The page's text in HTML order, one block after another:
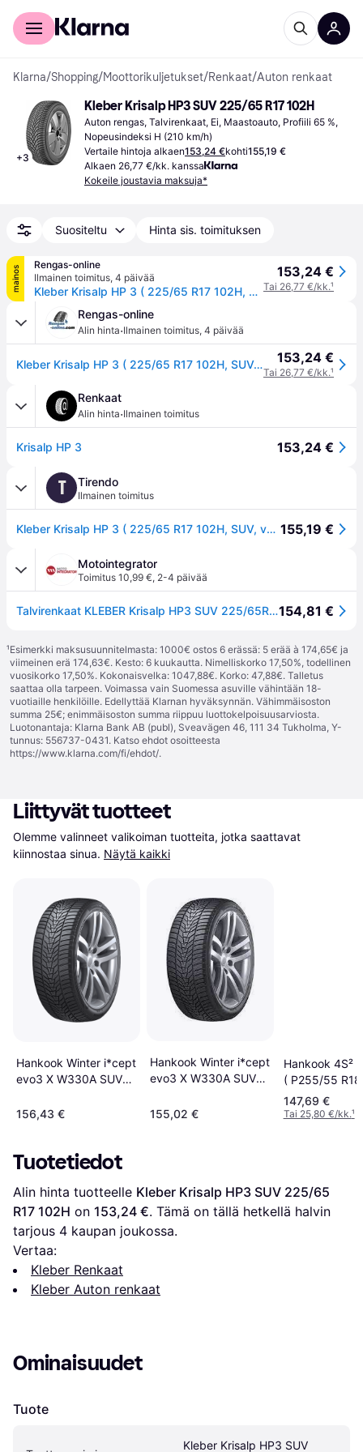
Kuluttajille
Klarna/Shopping/Moottorikuljetukset/Renkaat/Auton renkaat
+3
Kleber Krisalp HP3 SUV 225/65 R17 102H
Auton rengas, Talvirenkaat, Ei, Maastoauto, Profiili 65 %,
Nopeusindeksi H (210 km/h)
Vertaile hintoja alkaen153,24 €kohti155,19 €
Alkaen 26,77 €/kk. kanssa
Kokeile joustavia maksuja*
Suositeltu Hinta sis. toimituksen
mainos
Rengas-online
Ilmainen toimitus, 4 päivää
Kleber Krisalp HP 3 ( 225/65 R17 102H, SUV, vanteen suojalistalla (FSL) )
153,24 €
Tai 26,77 €/kk.¹
Rengas-online
Alin hinta·Ilmainen toimitus, 4 päivää
Kleber Krisalp HP 3 ( 225/65 R17 102H, SUV, vanteen suojalistalla (FSL) ) 153,24 €
Tai 26,77 €/kk.¹
Renkaat
Alin hinta·Ilmainen toimitus
Krisalp HP 3 153,24 €
T Tirendo
Ilmainen toimitus
Kleber Krisalp HP 3 ( 225/65 R17 102H, SUV, vanteen suojalistalla (FSL) ) 155,19 €
Motointegrator
Toimitus 10,99 €, 2-4 päivää
Talvirenkaat KLEBER Krisalp HP3 SUV 225/65R17 102H154,81 €
¹Esimerkki maksusuunnitelmasta: 1000€ ostos 6 erässä: 5 erää à 174,65€ ja
viimeinen erä 174,63€. Kesto: 6 kuukautta. Nimelliskorko 17,50%, todellinen
vuosikorko 17,50%. Kokonaisvelka: 1047,88€. Korko: 47,88€. Talletus
saattaa olla tarpeen. Voimassa vain Suomessa asuville vähintään 18-
vuotiaille henkilöille. Edellyttää Klarnan hyväksynnän. Vähimmäisoston
summa 25€; enimmäisoston summa riippuu luottokelpoisuusarviosta.
Luotonantaja: Klarna Bank AB (publ), Sveavägen 46, 111 34 Tukholma, Y-
tunnus: 556737-0431. Katso ehdot osoitteesta
https://www.klarna.com/fi/ehdot/.
Liittyvät tuotteet
Olemme valinneet valikoiman tuotteita, jotka saattavat
kiinnostaa sinua. Näytä kaikki
Hankook Winter i*cept
evo3 X W330A SUV
156,43 €
Hankook Winter i*cept
evo3 X W330A SUV
4PR
155,02 €
Hankook 4S²
( P255/55
XL 4PR SBL
147,69 €
Tai 25,80 €/kk.¹
Tuotetiedot
Alin hinta tuotteelle Kleber Krisalp HP3 SUV 225/65
R17 102H on 153,24 €. Tämä on tällä hetkellä halvin
tarjous 4 kaupan joukossa.
Vertaa:
Kleber Renkaat
Kleber Auton renkaat
Ominaisuudet
Tuote
Kleber Krisalp HP3 SUV